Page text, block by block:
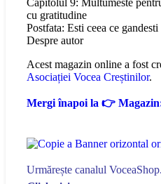
cu gratitudine
Postfata: Esti ceea ce gandesti
Despre autor
Acest magazin online a fost
Asociației Vocea Creștinilor.
Mergi înapoi la 👉
Urmărește canalul